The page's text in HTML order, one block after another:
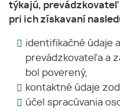
týkajú,
pri ich získavaní
identifikačné údaje
prevádzkovateľa a
bol poverený,
kontaktné údaje
účel spracúvania